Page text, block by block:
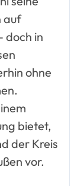
auf
doch in
ohne
bietet,
der Kreis
vor.